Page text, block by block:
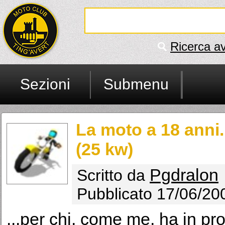
Ricerca
Sezioni Submenu
La moto a 18
(25 kw)
Scritto da Pgdralon
Pubblicato 17/06/
...per chi, come me, ha in